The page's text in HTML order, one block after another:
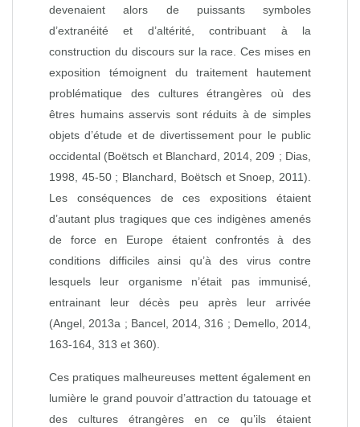
devenaient alors de puissants symboles
d’extranéité et d’altérité, contribuant à la
construction du discours sur la race. Ces mises en
exposition témoignent du traitement hautement
problématique des cultures étrangères où des
êtres humains asservis sont réduits à de simples
objets d’étude et de divertissement pour le public
occidental (Boëtsch et Blanchard, 2014, 209 ; Dias,
1998, 45‑50 ; Blanchard, Boëtsch et Snoep, 2011).
Les conséquences de ces expositions étaient
d’autant plus tragiques que ces indigènes amenés
de force en Europe étaient confrontés à des
conditions difficiles ainsi qu’à des virus contre
lesquels leur organisme n’était pas immunisé,
entrainant leur décès peu après leur arrivée
(Angel, 2013a ; Bancel, 2014, 316 ; Demello, 2014,
163‑164, 313 et 360).
Ces pratiques malheureuses mettent également en
lumière le grand pouvoir d’attraction du tatouage et
des cultures étrangères en ce qu’ils étaient